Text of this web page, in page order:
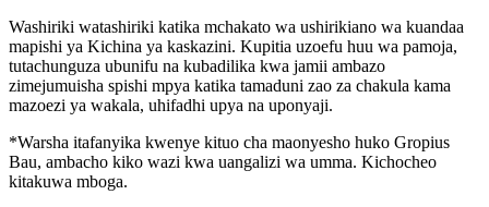
Washiriki watashiriki katika mchakato wa ushirikiano wa kuandaa
mapishi ya Kichina ya kaskazini. Kupitia uzoefu huu wa pamoja,
tutachunguza ubunifu na kubadilika kwa jamii ambazo
zimejumuisha spishi mpya katika tamaduni zao za chakula kama
mazoezi ya wakala, uhifadhi upya na uponyaji.
*Warsha itafanyika kwenye kituo cha maonyesho huko Gropius
Bau, ambacho kiko wazi kwa uangalizi wa umma. Kichocheo
kitakuwa mboga.